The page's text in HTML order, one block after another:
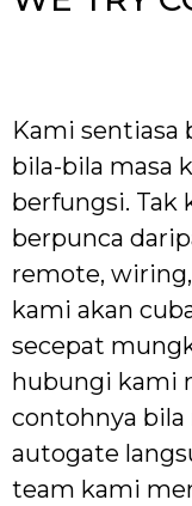
Kami sentiasa
bila-bila masa
berfungsi. Tak
berpunca
remote,
kami akan
secepat
hubungi kami
contohnya
autogate
team kami